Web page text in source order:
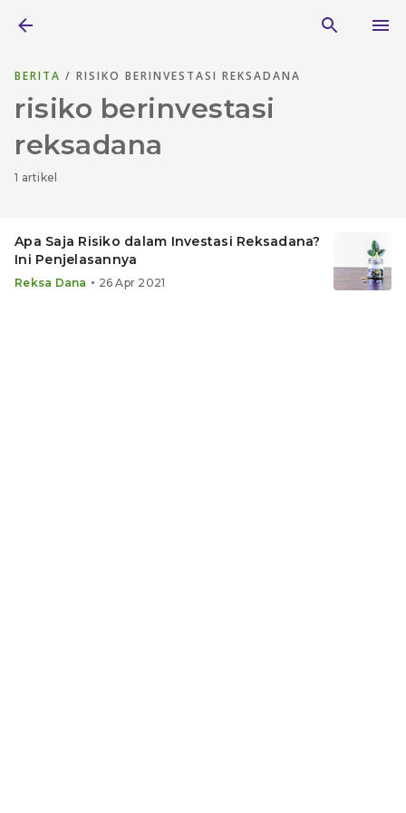
BERITA / RISIKO BERINVESTASI REKSADANA
risiko berinvestasi
reksadana
1 artikel
Apa Saja Risiko dalam Investasi Reksadana?
Ini Penjelasannya
Reksa Dana • 26 Apr 2021